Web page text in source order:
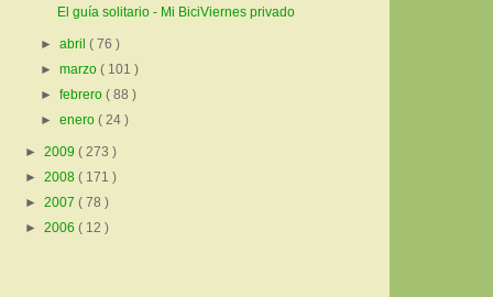
El guía solitario - Mi BiciViernes privado
►abril( 76 )
►marzo( 101 )
►febrero( 88 )
►enero( 24 )
► 2009 ( 273 )
► 2008 ( 171 )
► 2007 ( 78 )
► 2006 ( 12 )